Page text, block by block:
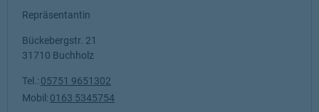
Repräsentantin
Bückebergstr. 21
31710 Buchholz
Tel.: 05751 9651302
Mobil: 0163 5345754